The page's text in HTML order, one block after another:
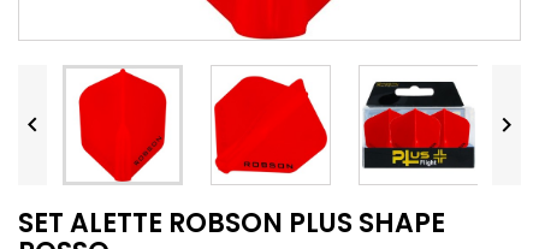
 
SET ALETTE ROBSON PLUS SHAPE